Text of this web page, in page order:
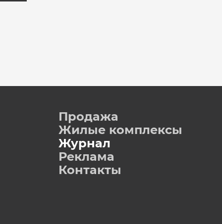
Продажа
Жилые комплексы
Журнал
Реклама
Контакты